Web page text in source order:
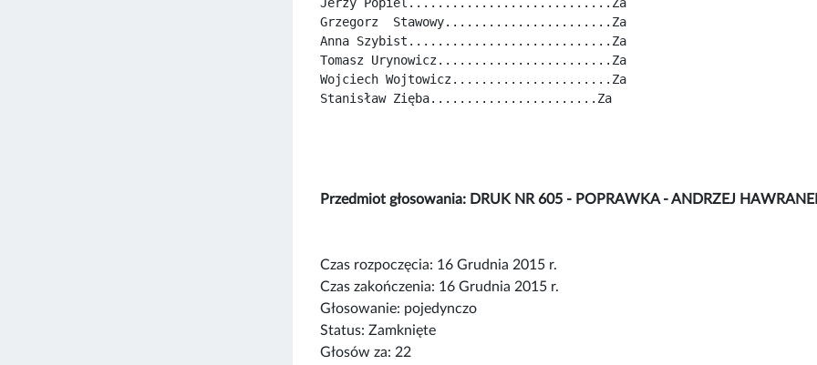
Grzegorz  Stawowy.......................Za
Anna Szybist............................Za
Tomasz Urynowicz........................Za
Wojciech Wojtowicz......................Za
Stanisław Zięba.......................Za
Przedmiot głosowania: DRUK NR 605 - POPRAWKA - ANDRZEJ
Czas rozpoczęcia: 16 Grudnia 2015 r.
Czas zakończenia: 16 Grudnia 2015 r.
Głosowanie: pojedynczo
Status: Zamknięte
Głosów za: 22